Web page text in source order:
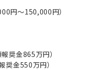
円〜150,000円）
奨金865万円）
金550万円）